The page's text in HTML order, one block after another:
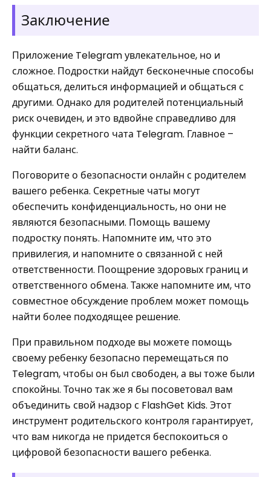
Заключение
Приложение Telegram увлекательное, но и
сложное. Подростки найдут бесконечные способы
общаться, делиться информацией и общаться с
другими. Однако для родителей потенциальный
риск очевиден, и это вдвойне справедливо для
функции секретного чата Telegram. Главное –
найти баланс.
Поговорите о безопасности онлайн с родителем
вашего ребенка. Секретные чаты могут
обеспечить конфиденциальность, но они не
являются безопасными. Помощь вашему
подростку понять. Напомните им, что это
привилегия, и напомните о связанной с ней
ответственности. Поощрение здоровых границ и
ответственного обмена. Также напомните им, что
совместное обсуждение проблем может помощь
найти более подходящее решение.
При правильном подходе вы можете помощь
своему ребенку безопасно перемещаться по
Telegram, чтобы он был свободен, а вы тоже были
спокойны. Точно так же я бы посоветовал вам
объединить свой надзор с FlashGet Kids. Этот
инструмент родительского контроля гарантирует,
что вам никогда не придется беспокоиться о
цифровой безопасности вашего ребенка.